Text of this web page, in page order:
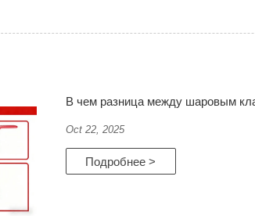
В чем разница между шаровым
Oct 22, 2025
Подробнее >